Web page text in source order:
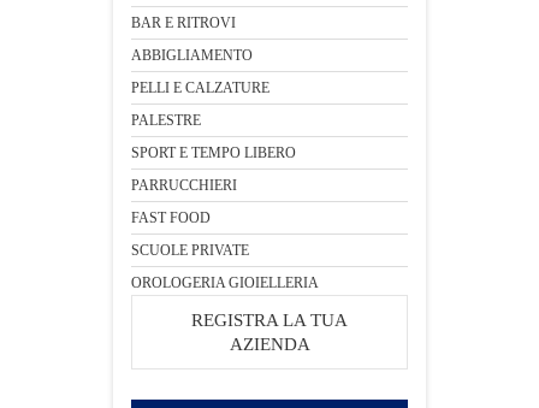
BAR E RITROVI
ABBIGLIAMENTO
PELLI E CALZATURE
PALESTRE
SPORT E TEMPO LIBERO
PARRUCCHIERI
FAST FOOD
SCUOLE PRIVATE
OROLOGERIA GIOIELLERIA
REGISTRA LA TUA
AZIENDA